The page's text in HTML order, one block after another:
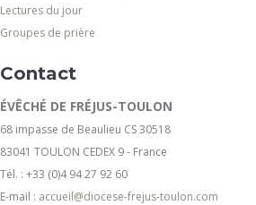
Lectures du jour
Groupes de prière
Contact
ÉVÊCHÉ DE FRÉJUS-TOULON
68 impasse de Beaulieu CS 30518
83041 TOULON CEDEX 9 - France
Tél. : +33 (0)4 94 27 92 60
E-mail : accueil@diocese-frejus-toulon.com